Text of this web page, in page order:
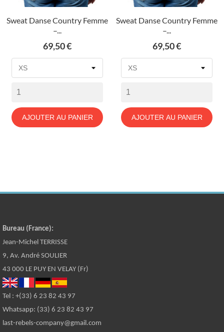
Sweat Danse Country Femme
–...
Prix
69,50 €
AJOUTER AU PANIER
Sweat Danse Country Femme
–...
Prix
69,50 €
AJOUTER AU PANIER
Bureau (France):
Jean-Michel TERRISSE
9, Av. André SOULIER
43 000 LE PUY EN VELAY (Fr)
Tel : +(33) 6 23 82 43 97
Whatsapp: (33) 6 23 82 43 97
last-rebels-company@gmail.com